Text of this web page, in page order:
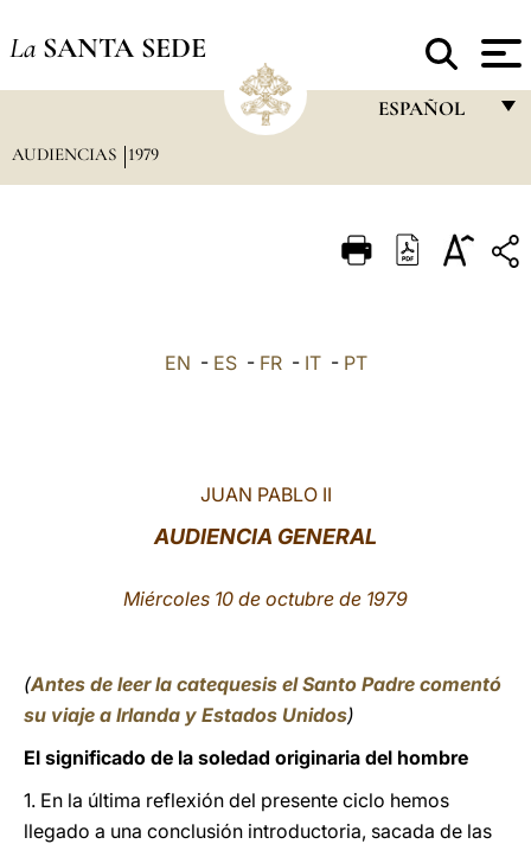
La SANTA SEDE
ESPAÑOL
ITALIANO
AUDIENCIAS 1979
EN - ES- FR- IT- PT
JUAN PABLO II
AUDIENCIA GENERAL
Miércoles 10 de octubre de 1979
(Antes de leer la catequesis el Santo Padre comentó
su viaje a Irlanda y Estados Unidos)
El significado de la soledad originaria del hombre
1. En la última reflexión del presente ciclo hemos
llegado a una conclusión introductoria, sacada de las